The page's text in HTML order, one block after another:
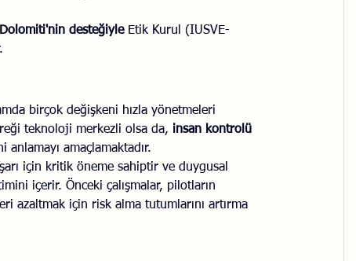
desteğiyle Etik Kurul (IUSVE-
birçok değişkeni hızla yönetmeleri
teknoloji merkezli olsa da, insan kontrolü
anlamayı amaçlamaktadır.
için kritik öneme sahiptir ve duygusal
içerir. Önceki çalışmalar, pilotların
azaltmak için risk alma tutumlarını artırma